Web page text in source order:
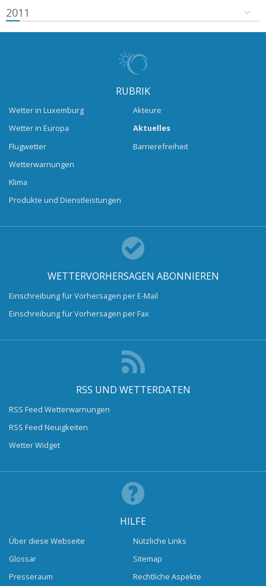
2011
RUBRIK
Wetter in Luxemburg
Wetter in Europa
Flugwetter
Wetterwarnungen
Klima
Produkte und Dienstleistungen
Akteure
Aktuelles
Barrierefreiheit
WETTERVORHERSAGEN ABONNIEREN
Einschreibung für Vorhersagen per E-Mail
Einschreibung für Vorhersagen per Fax
RSS UND WETTERDATEN
RSS Feed Wetterwarnungen
RSS Feed Neuigkeiten
Wetter Widget
HILFE
Über diese Webseite
Glossar
Presseraum
Nützliche Links
Sitemap
Rechtliche Aspekte